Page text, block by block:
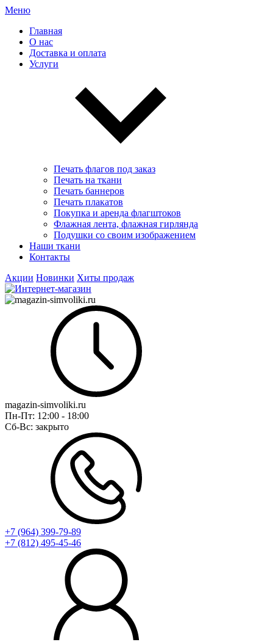
Меню
Главная
О нас
Доставка и оплата
Услуги
Печать флагов под заказ
Печать на ткани
Печать баннеров
Печать плакатов
Покупка и аренда флагштоков
Флажная лента, флажная гирлянда
Подушки со своим изображением
Наши ткани
Контакты
Акции Новинки Хиты продаж
magazin-simvoliki.ru
Пн-Пт: 12:00 - 18:00
Сб-Вс: закрыто
+7 (964) 399-79-89
+7 (812) 495-45-46